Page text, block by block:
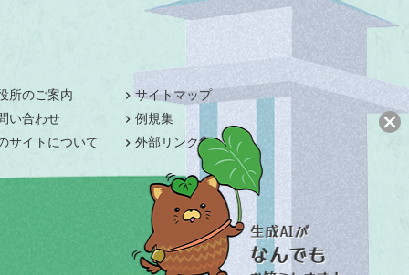
所のご案内
サイトマップ
い合わせ
例規集
サイトについて
外部リンク集